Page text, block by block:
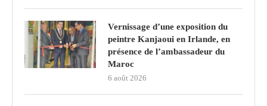
Vernissage d’une exposition du
peintre Kanjaoui en Irlande, en
présence de l’ambassadeur du
Maroc
6 août 2026